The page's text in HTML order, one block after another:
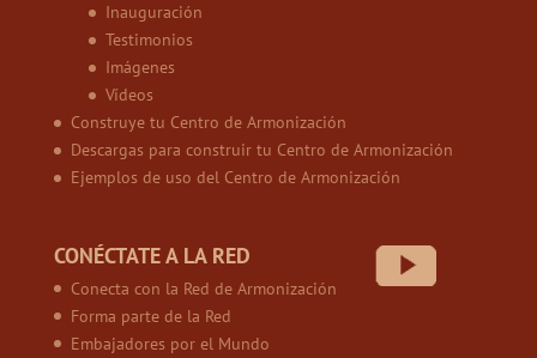
Inauguración
Testimonios
Imágenes
Vídeos
Construye tu Centro de Armonización
Descargas para construir tu Centro de Armonización
Ejemplos de uso del Centro de Armonización
CONÉCTATE A LA RED
Conecta con la Red de Armonización
Forma parte de la Red
Embajadores por el Mundo